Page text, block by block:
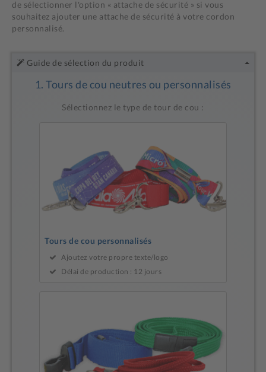
de sélectionner l'option « attache de sécurité » si vous
souhaitez ajouter une attache de sécurité à votre cordon
personnalisé.
Guide de sélection du produit
1. Tours de cou neutres ou personnalisés
Sélectionnez le type de tour de cou :
Tours de cou personnalisés
Ajoutez votre propre texte/logo
Délai de production : 12 jours